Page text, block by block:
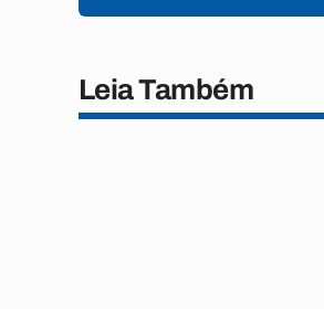
Leia Também